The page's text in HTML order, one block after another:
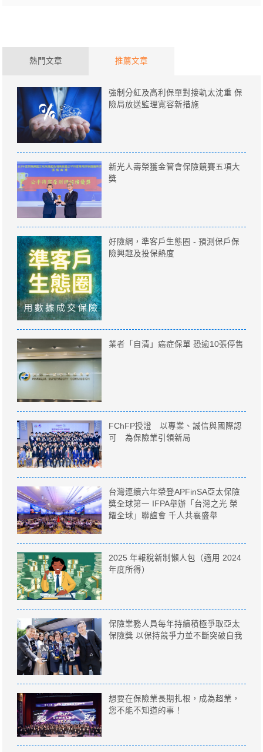
熱門文章 推薦文章
強制分紅及高利保單對接軌太沈重 保
險局放送監理寬容新措施
新光人壽榮獲金管會保險競賽五項大
獎
好險網，準客戶生態圈 - 預測保戶保
險興趣及投保熱度
業者「自清」癌症保單 恐逾10張停售
FChFP授證 以專業、誠信與國際認
可 為保險業引領新局
台灣連續六年榮登APFinSA亞太保險
獎全球第一 IFPA舉辦「台灣之光 榮
耀全球」聯誼會 千人共襄盛舉
2025 年報稅新制懶人包（適用 2024
年度所得）
保險業務人員每年持續積極爭取亞太
保險獎 以保持競爭力並不斷突破自我
想要在保險業長期扎根，成為超業，
您不能不知道的事！